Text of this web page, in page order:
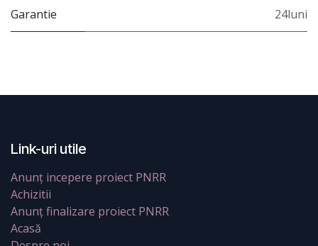
Garantie 24luni
Link-uri utile
Anunț incepere proiect PNRR
Achizitii
Anunț finalizare proiect PNRR
Acasă